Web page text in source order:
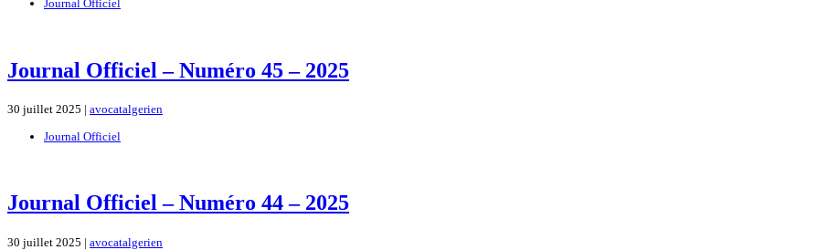
Journal Officiel
Journal Officiel – Numéro 45 – 2025
30 juillet 2025 | avocatalgerien
Journal Officiel
Journal Officiel – Numéro 44 – 2025
30 juillet 2025 | avocatalgerien